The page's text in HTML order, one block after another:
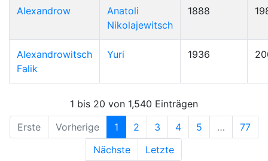
Alexandrow
Anatoli
Nikolajewitsch
1888
Alexandrowitsch
Falik
Yuri 1936
1 bis 20 von 1,540 Einträgen
Erste
Vorherige 1 2 3 4 5 …
77
Nächste
Letzte